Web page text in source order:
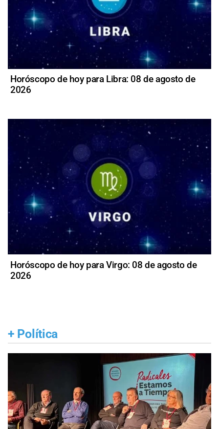
Horóscopo de hoy para Libra: 08 de agosto de
2026
Horóscopo de hoy para Virgo: 08 de agosto de
2026
+ Política